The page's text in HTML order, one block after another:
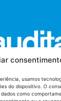
usamos
do dispositivo. O
como de
AUDITAR